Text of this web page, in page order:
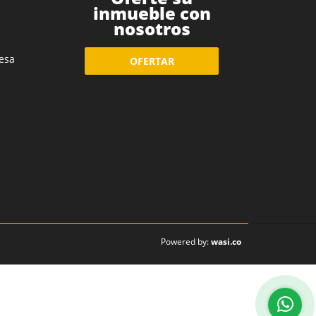
inmueble con
nosotros
OFERTAR
Powered by:wasi.co